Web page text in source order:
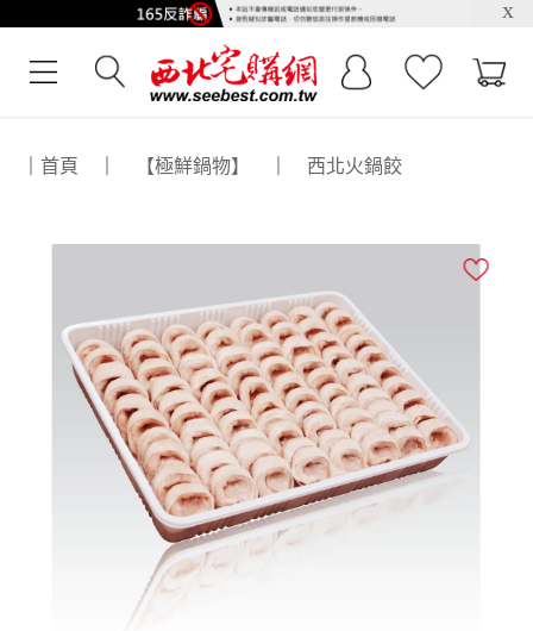
x
首頁 【極鮮鍋物】 西北火鍋餃